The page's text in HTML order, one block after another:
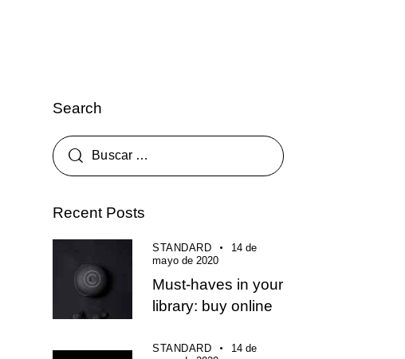
Search
Recent Posts
STANDARD
14 de
mayo de 2020
Must-haves in your
library: buy online
STANDARD
14 de